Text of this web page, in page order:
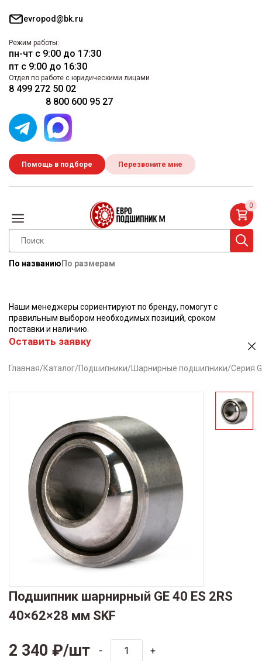
evropod@bk.ru
Режим работы:
пн-чт с 9:00 до 17:30
пт с 9:00 до 16:30
Отдел по работе с юридическими лицами
8 499 272 50 02
8 800 600 95 27
Помощь в подборе Перезвоните мне
По названию По размерам
0
Наши менеджеры сориентируют по бренду, помогут с
правильным выбором необходимых позиций, сроком
поставки и наличию.
Оставить заявку
Главная/Каталог/Подшипники/ Шарнирные подшипники/Серия
Подшипник шарнирный GE 40 ES 2RS
40×62×28 мм SKF
2 340 ₽/шт - +